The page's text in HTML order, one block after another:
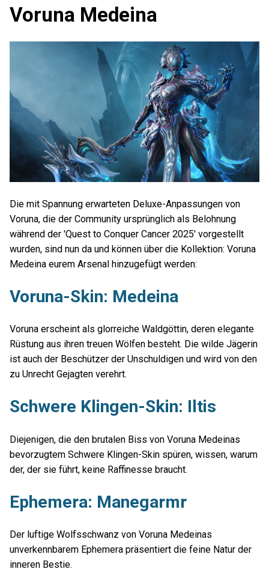
Voruna Medeina
Die mit Spannung erwarteten Deluxe-Anpassungen von
Voruna, die der Community ursprünglich als Belohnung
während der 'Quest to Conquer Cancer 2025' vorgestellt
wurden, sind nun da und können über die Kollektion: Voruna
Medeina eurem Arsenal hinzugefügt werden:
Voruna-Skin: Medeina
Voruna erscheint als glorreiche Waldgöttin, deren elegante
Rüstung aus ihren treuen Wölfen besteht. Die wilde Jägerin
ist auch der Beschützer der Unschuldigen und wird von den
zu Unrecht Gejagten verehrt.
Schwere Klingen-Skin: Iltis
Diejenigen, die den brutalen Biss von Voruna Medeinas
bevorzugtem Schwere Klingen-Skin spüren, wissen, warum
der, der sie führt, keine Raffinesse braucht.
Ephemera: Manegarmr
Der luftige Wolfsschwanz von Voruna Medeinas
unverkennbarem Ephemera präsentiert die feine Natur der
inneren Bestie.